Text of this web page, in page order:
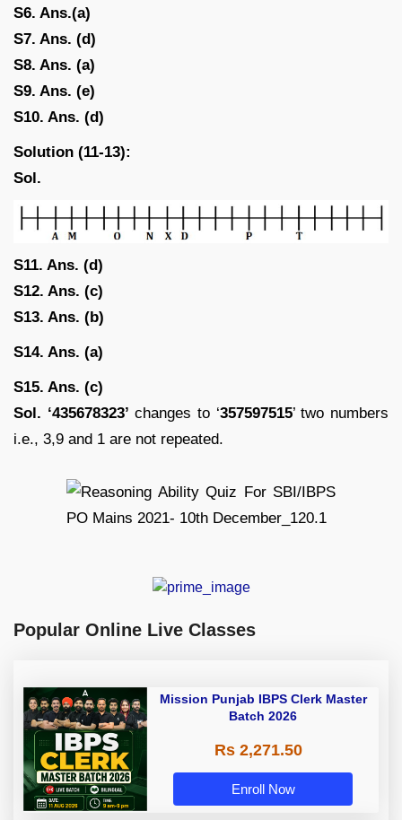
S6. Ans.(a)
S7. Ans. (d)
S8. Ans. (a)
S9. Ans. (e)
S10. Ans. (d)
Solution (11-13):
Sol.
S11. Ans. (d)
S12. Ans. (c)
S13. Ans. (b)
S14. Ans. (a)
S15. Ans. (c)
Sol. ‘435678323’ changes to ‘357597515’ two numbers
i.e., 3,9 and 1 are not repeated.
Popular Online Live Classes
Mission Punjab IBPS Clerk Master
Batch 2026
Rs 2,271.50
Enroll Now